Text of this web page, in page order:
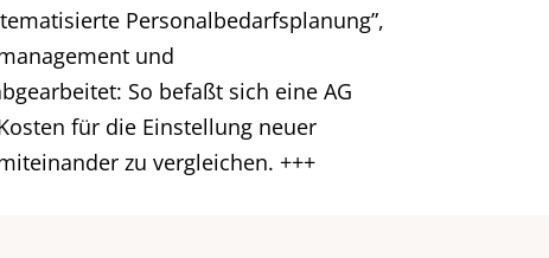
Personalbedarfsplanung”,
und
So befaßt sich eine AG
für die Einstellung neuer
zu vergleichen. +++